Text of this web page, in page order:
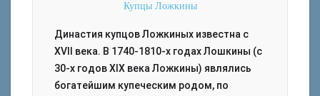
Купцы Ложкины
Династия купцов Ложкиных известна с
XVII века. В 1740-1810-х годах Лошкины (с
30-х годов XIX века Ложкины) являлись
богатейшим купеческим родом, по